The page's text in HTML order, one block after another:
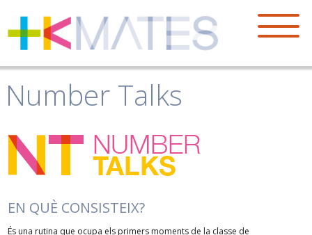
Number Talks
EN QUÈ CONSISTEIX?
És una rutina que ocupa els primers moments de la classe de